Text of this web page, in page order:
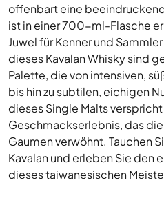
offenbart eine
ist in einer 700-ml-Flasche
Juwel für Kenner und
dieses Kavalan Whisky sind
Palette, die von intensiven,
bis hin zu subtilen, eichigen
dieses Single Malts
Geschmackserlebnis, das
Gaumen verwöhnt. Tauchen
Kavalan und erleben Sie den
dieses taiwanesischen